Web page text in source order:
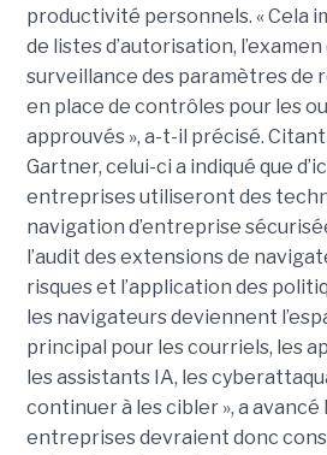
productivité personnels. « Cela
de listes d’autorisation,
surveillance des paramètres de
en place de contrôles pour les
approuvés », a-t-il précisé.
Gartner, celui-ci a indiqué que
entreprises utiliseront des
navigation d’entreprise
l’audit des extensions de
risques et l’application des
les navigateurs deviennent
principal pour les courriels, les
les assistants IA, les
continuer à les cibler », a avancé
entreprises devraient donc